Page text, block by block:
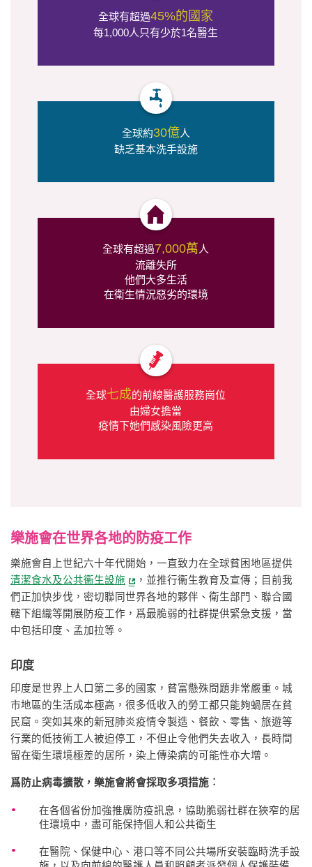
全球有超過45%的國家
每1,000人只有少於1名醫生
全球約30億人
缺乏基本洗手設施
全球有超過7,000萬人
流離失所
他們大多生活
在衛生情況惡劣的環境
全球七成的前線醫護服務崗位
由婦女擔當
疫情下她們感染風險更高
樂施會在世界各地的防疫工作
樂施會自上世紀六十年代開始，一直致力在全球貧困地區提供
清潔食水及公共衞生設施
，並推行衞生教育及宣傳；目前我
們正加快步伐，密切聯同世界各地的夥伴、衛生部門、聯合國
轄下組織等開展防疫工作，爲最脆弱的社群提供緊急支援，當
中包括印度、孟加拉等。
印度
印度是世界上人口第二多的國家，貧富懸殊問題非常嚴重。城
市地區的生活成本極高，很多低收入的勞工都只能夠蝸居在貧
民窟。突如其來的新冠肺炎疫情令製造、餐飲、零售、旅遊等
行業的低技術工人被迫停工，不但止令他們失去收入，長時間
留在衛生環境極差的居所，染上傳染病的可能性亦大增。
爲防止病毒擴散，樂施會將會採取多項措施︰
在各個省份加強推廣防疫訊息，協助脆弱社群在狹窄的居
住環境中，盡可能保持個人和公共衛生
在醫院、保健中心、港口等不同公共場所安裝臨時洗手設